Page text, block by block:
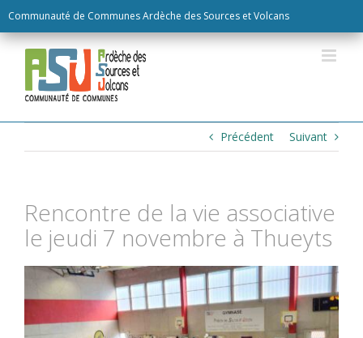
Communauté de Communes Ardèche des Sources et Volcans
to
content
Précédent Suivant
Rencontre de la vie associative
le jeudi 7 novembre à Thueyts